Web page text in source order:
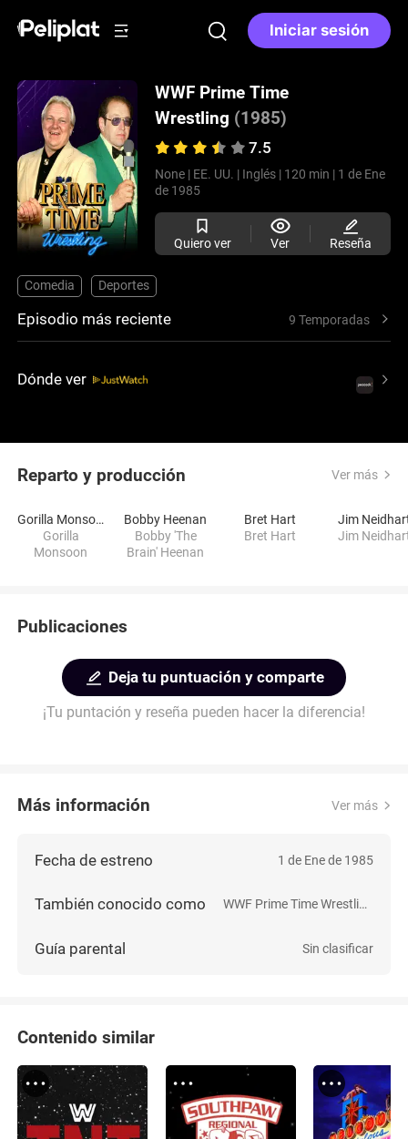
Iniciar sesión
WWF Prime Time
Wrestling (1985)
7.5
None | EE. UU. | Inglés | 120 min | 1 de Ene
de 1985
Quiero ver Ver Reseña
Comedia Deportes
Episodio más reciente 9 Temporadas
Dónde ver
Reparto y producción Ver más
Gorilla Monsoon
Gorilla
Monsoon
Bobby Heenan
Bobby 'The
Brain' Heenan
Bret Hart
Bret Hart
Jim
Jim
Publicaciones
Deja tu puntuación y comparte
¡Tu puntación y reseña pueden hacer la diferencia!
Más información Ver más
Fecha de estreno 1 de Ene de 1985
También conocido como WWF Prime Time Wrestling
Guía parental Sin clasificar
Contenido similar